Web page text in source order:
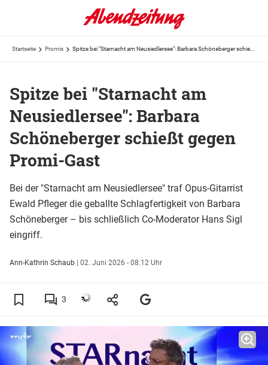
Startseite Promis
Spitze bei "Starnacht am
Neusiedlersee": Barbara
Schöneberger schießt gegen
Promi-Gast
Bei der "Starnacht am Neusiedlersee" traf Opus-Gitarrist
Ewald Pfleger die geballte Schlagfertigkeit von Barbara
Schöneberger – bis schließlich Co-Moderator Hans Sigl
eingriff.
Ann-Kathrin Schaub | 02. Juni 2026 - 08:12 Uhr
3